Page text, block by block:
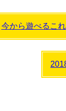
今から遊べるこ